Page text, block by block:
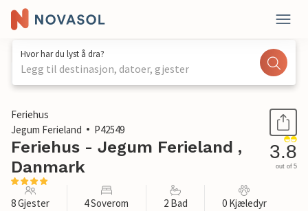
Hvor har du lyst å dra?
Legg til destinasjon, datoer, gjester
1 / 26
Feriehus
Jegum Ferieland
P42549
Feriehus - Jegum Ferieland ,
Danmark
3.8
out of 5
8 Gjester 4 Soverom 2 Bad 0 Kjæledyr